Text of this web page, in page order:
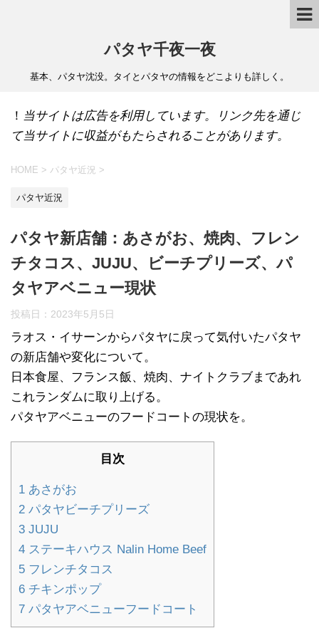
パタヤ千夜一夜
基本、パタヤ沈没。タイとパタヤの情報をどこよりも詳しく。
！ 当サイトは広告を利用しています。リンク先を通じ
て当サイトに収益がもたらされることがあります。
HOME > パタヤ近況 >
パタヤ近況
パタヤ新店舗：あさがお、焼肉、フレン
チタコス、JUJU、ビーチプリーズ、パ
タヤアベニュー現状
投稿日： 2023年5月5日
ラオス・イサーンからパタヤに戻って気付いたパタヤ
の新店舗や変化について。
日本食屋、フランス飯、焼肉、ナイトクラブまであれ
これランダムに取り上げる。
パタヤアベニューのフードコートの現状を。
目次
1 あさがお
2 パタヤビーチプリーズ
3 JUJU
4 ステーキハウス Nalin Home Beef
5 フレンチタコス
6 チキンポップ
7 パタヤアベニューフードコート